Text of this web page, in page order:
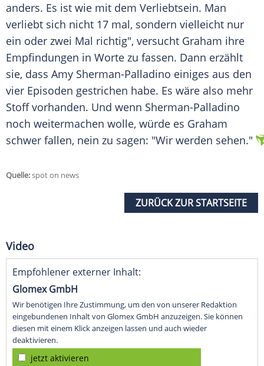
anders. Es ist wie mit dem Verliebtsein. Man
verliebt sich nicht 17 mal, sondern vielleicht nur
ein oder zwei Mal richtig", versucht Graham ihre
Empfindungen in Worte zu fassen. Dann erzählt
sie, dass Amy Sherman-Palladino einiges aus den
vier Episoden gestrichen habe. Es wäre also mehr
Stoff vorhanden. Und wenn Sherman-Palladino
noch weitermachen wolle, würde es Graham
schwer fallen, nein zu sagen: "Wir werden sehen."
Quelle:spot on news
ZURÜCK ZUR STARTSEITE
Video
Empfohlener externer Inhalt:
Glomex GmbH
Wir benötigen Ihre Zustimmung, um den von unserer Redaktion
eingebundenen Inhalt von Glomex GmbH anzuzeigen. Sie können
diesen mit einem Klick anzeigen lassen und auch wieder
deaktivieren.
jetzt aktivieren